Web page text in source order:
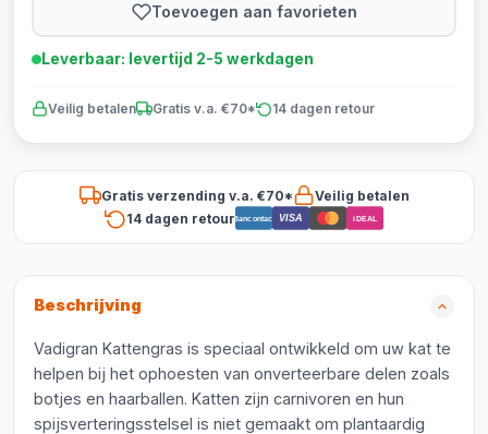
Toevoegen aan favorieten
Leverbaar: levertijd 2-5 werkdagen
Veilig betalen Gratis v.a. €70* 14 dagen retour
Gratis verzending v.a. €70*
Veilig betalen
14 dagen retourBancontact VISA iDEAL
Beschrijving
Vadigran Kattengras is speciaal ontwikkeld om uw kat te
helpen bij het ophoesten van onverteerbare delen zoals
botjes en haarballen. Katten zijn carnivoren en hun
spijsverteringsstelsel is niet gemaakt om plantaardig